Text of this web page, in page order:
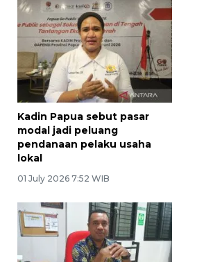
Kadin Papua sebut pasar
modal jadi peluang
pendanaan pelaku usaha
lokal
01 July 2026 7:52 WIB